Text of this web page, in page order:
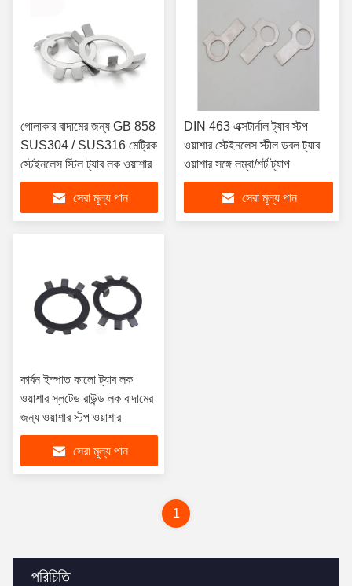
পরিচিতি
গোলাকার বাদামের জন্য GB 858
SUS304 / SUS316 মেট্রিক
স্টেইনলেস স্টিল ট্যাব লক ওয়াশার
সেরা মূল্য পান
DIN 463 এক্সটার্নাল ট্যাব স্টপ
ওয়াশার স্টেইনলেস স্টীল ডবল ট্যাব
ওয়াশার সঙ্গে লম্বা/শর্ট ট্যাপ
সেরা মূল্য পান
কার্বন ইস্পাত কালো ট্যাব লক
ওয়াশার স্লটেড রাউন্ড লক বাদামের
জন্য ওয়াশার স্টপ ওয়াশার
সেরা মূল্য পান
1